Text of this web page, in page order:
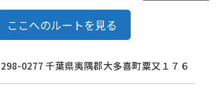
ここへのルートを見る
298-0277 千葉県夷隅郡大多喜町粟又１７６